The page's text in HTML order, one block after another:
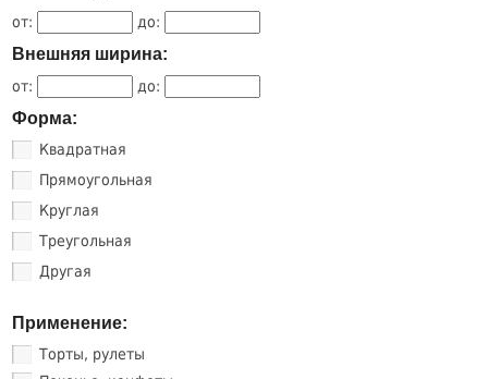
от: до:
Внешняя ширина:
от: до:
Форма:
Квадратная
Прямоугольная
Круглая
Треугольная
Другая
Применение:
Торты, рулеты